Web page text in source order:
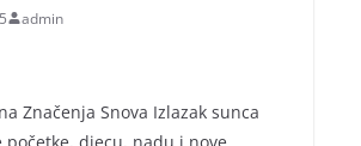
admin
Značenja Snova Izlazak sunca